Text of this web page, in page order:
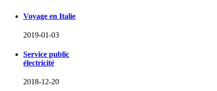
Voyage en Italie
2019-01-03
Service public
électricité
2018-12-20